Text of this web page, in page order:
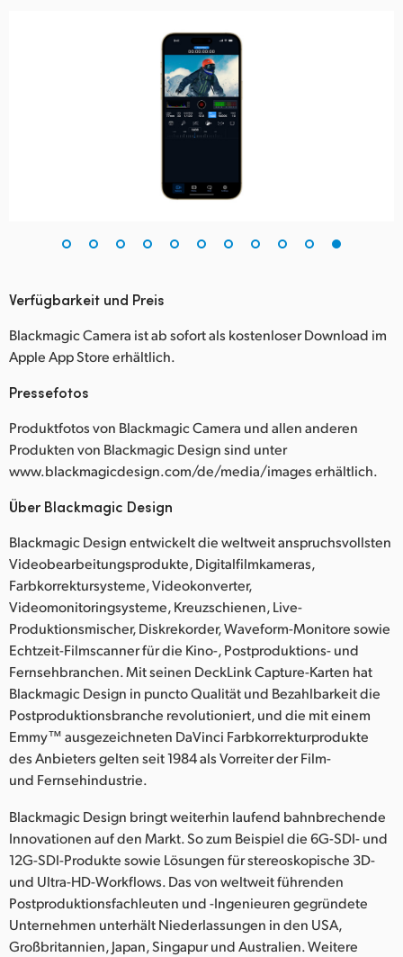
Verfügbarkeit und Preis
Blackmagic Camera ist ab sofort als kostenloser Download im
Apple App Store erhältlich.
Pressefotos
Produktfotos von Blackmagic Camera und allen anderen
Produkten von Blackmagic Design sind unter
www.blackmagicdesign.com/de/media/images erhältlich.
Über Blackmagic Design
Blackmagic Design entwickelt die weltweit anspruchsvollsten
Videobearbeitungsprodukte, Digitalfilmkameras,
Farbkorrektursysteme, Videokonverter,
Videomonitoringsysteme, Kreuzschienen, Live-
Produktionsmischer, Diskrekorder, Waveform-Monitore sowie
Echtzeit-Filmscanner für die Kino-, Postproduktions- und
Fernsehbranchen. Mit seinen DeckLink Capture-Karten hat
Blackmagic Design in puncto Qualität und Bezahlbarkeit die
Postproduktionsbranche revolutioniert, und die mit einem
Emmy™ ausgezeichneten DaVinci Farbkorrekturprodukte
des Anbieters gelten seit 1984 als Vorreiter der Film-
und Fernsehindustrie.
Blackmagic Design bringt weiterhin laufend bahnbrechende
Innovationen auf den Markt. So zum Beispiel die 6G-SDI- und
12G-SDI-Produkte sowie Lösungen für stereoskopische 3D-
und Ultra-HD-Workflows. Das von weltweit führenden
Postproduktionsfachleuten und -Ingenieuren gegründete
Unternehmen unterhält Niederlassungen in den USA,
Großbritannien, Japan, Singapur und Australien. Weitere